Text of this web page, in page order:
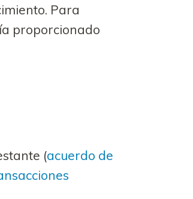
Para
proporcionado
(acuerdo de